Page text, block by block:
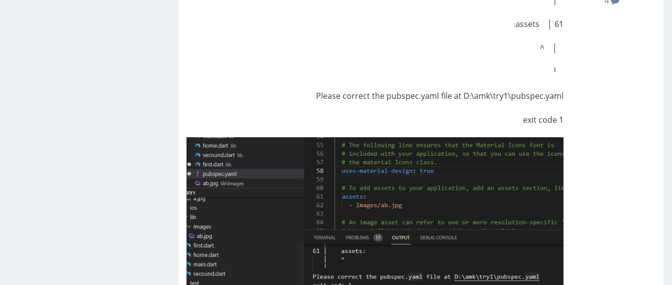
61 │ assets:
│ ^
╵
Please correct the pubspec.yaml file at D:\amk\try1\pubspec.yaml
exit code 1